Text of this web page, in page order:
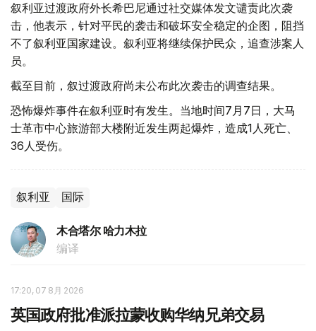
叙利亚过渡政府外长希巴尼通过社交媒体发文谴责此次袭
击，他表示，针对平民的袭击和破坏安全稳定的企图，阻挡
不了叙利亚国家建设。叙利亚将继续保护民众，追查涉案人
员。
截至目前，叙过渡政府尚未公布此次袭击的调查结果。
恐怖爆炸事件在叙利亚时有发生。当地时间7月7日，大马
士革市中心旅游部大楼附近发生两起爆炸，造成1人死亡、
36人受伤。
叙利亚 国际
木合塔尔 哈力木拉
编译
17:20, 07 8月 2026
英国政府批准派拉蒙收购华纳兄弟交易